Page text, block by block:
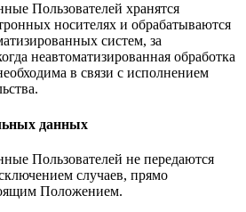
Пользователей хранятся
носителях и обрабатываются
систем, за
неавтоматизированная обработка
в связи с исполнением
данных
Пользователей не передаются
случаев, прямо
Положением.